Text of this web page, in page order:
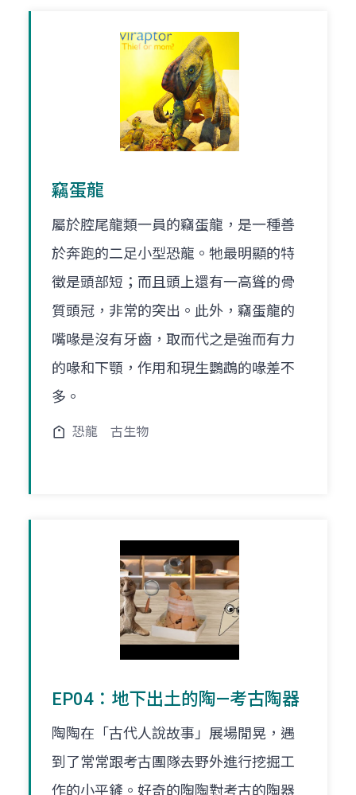
竊蛋龍
屬於腔尾龍類一員的竊蛋龍，是一種善
於奔跑的二足小型恐龍。牠最明顯的特
徵是頭部短；而且頭上還有一高聳的骨
質頭冠，非常的突出。此外，竊蛋龍的
嘴喙是沒有牙齒，取而代之是強而有力
的喙和下顎，作用和現生鸚鵡的喙差不
多。
恐龍 古生物
EP04：地下出土的陶—考古陶器
陶陶在「古代人說故事」展場閒晃，遇
到了常常跟考古團隊去野外進行挖掘工
作的小平鏟。好奇的陶陶對考古的陶器